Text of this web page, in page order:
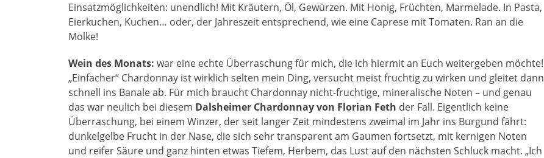
Einsatzmöglichkeiten: unendlich! Mit Kräutern, Öl, Gewürzen. Mit Honig, Früchten, Marmelade. In Pasta,
Eierkuchen, Kuchen… oder, der Jahreszeit entsprechend, wie eine Caprese mit Tomaten. Ran an die
Molke!
Wein des Monats: war eine echte Überraschung für mich, die ich hiermit an Euch weitergeben möchte!
„Einfacher“ Chardonnay ist wirklich selten mein Ding, versucht meist fruchtig zu wirken und gleitet dann
schnell ins Banale ab. Für mich braucht Chardonnay nicht-fruchtige, mineralische Noten – und genau
das war neulich bei diesem Dalsheimer Chardonnay von Florian Feth der Fall. Eigentlich keine
Überraschung, bei einem Winzer, der seit langer Zeit mindestens zweimal im Jahr ins Burgund fährt:
dunkelgelbe Frucht in der Nase, die sich sehr transparent am Gaumen fortsetzt, mit kernigen Noten
und reifer Säure und ganz hinten etwas Tiefem, Herbem, das Lust auf den nächsten Schluck macht. „Ich